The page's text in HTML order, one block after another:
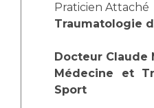
Praticien Attaché
Traumatologie
Docteur Claude
Médecine et
Sport